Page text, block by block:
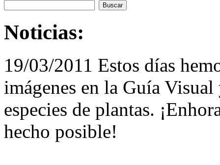
Noticias:
19/03/2011 Estos días
imágenes en la Guía
especies de plantas.
hecho posible!